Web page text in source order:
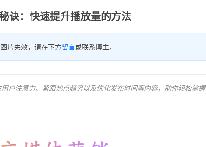
诀：快速提升播放量的方法
片失效，请在下方留言或联系博主。
户注意力、紧跟热点趋势以及优化发布时间等内容，助你轻松掌